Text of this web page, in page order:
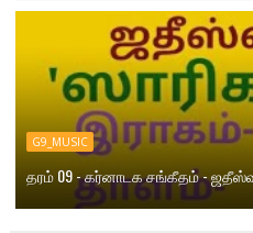
G9_MUSIC
தரம் 09 - கர்னாடக சங்கீதம் -